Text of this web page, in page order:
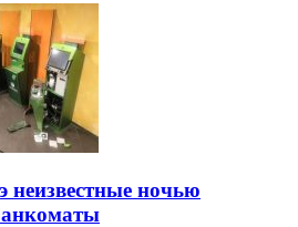
неизвестные ночью